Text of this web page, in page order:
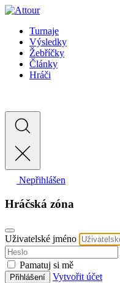
Turnaje
Výsledky
Žebříčky
Články
Hráči
Nepřihlášen
Hráčská zóna
Uživatelské jméno
Pamatuj si mě
Přihlášení Vytvořit účet